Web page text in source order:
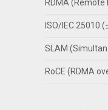
RDMA
ISO/IEC 25010
SLAM
RoCE (RDMA